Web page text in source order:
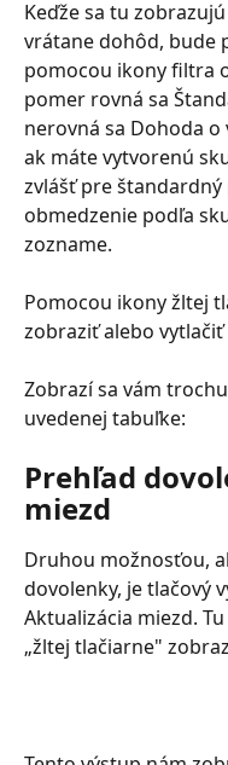
Keďže sa tu
vrátane dohôd, bude
pomocou ikony filtra
pomer rovná sa
nerovná sa Dohoda
ak máte vytvorenú
zvlášť pre
obmedzenie podľa
zozname.
Pomocou ikony žltej
zobraziť alebo
Zobrazí sa vám
uvedenej tabuľke:
Prehľad
miezd
Druhou možnosťou,
dovolenky, je tlačový
Aktualizácia miezd.
„žltej tlačiarne"